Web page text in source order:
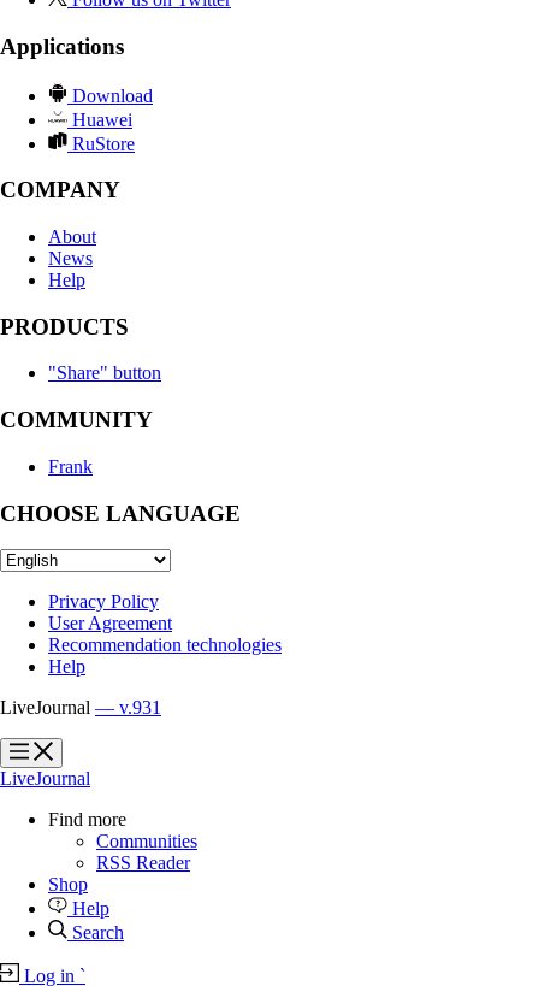
Applications
Download
Huawei
RuStore
COMPANY
About
News
Help
PRODUCTS
"Share" button
COMMUNITY
Frank
CHOOSE LANGUAGE
Privacy Policy
User Agreement
Recommendation technologies
Help
LiveJournal — v.931
?
?
LiveJournal
Find more
Communities
RSS Reader
Shop
Help
Search
Log in `